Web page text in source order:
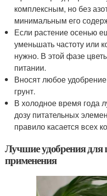
комплексным, но без
минимальным его
Если растение осенью
уменьшать частоту или
нужно. В этой фазе
питании.
Вносят любое
грунт.
В холодное время года
дозу питательных
правило касается всех
Лучшие удобрения для
применения